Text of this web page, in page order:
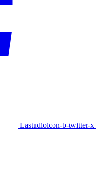
Lastudioicon-b-twitter-x